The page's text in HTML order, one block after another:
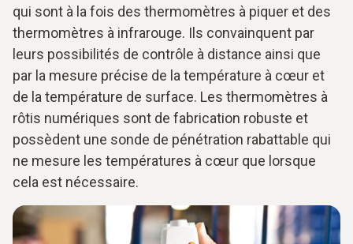
qui sont à la fois des thermomètres à piquer et des
thermomètres à infrarouge. Ils convainquent par
leurs possibilités de contrôle à distance ainsi que
par la mesure précise de la température à cœur et
de la température de surface. Les thermomètres à
rôtis numériques sont de fabrication robuste et
possèdent une sonde de pénétration rabattable qui
ne mesure les températures à cœur que lorsque
cela est nécessaire.